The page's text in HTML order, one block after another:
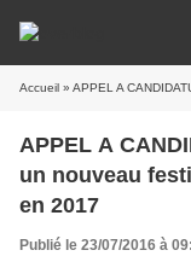
Accueil » APPEL A
APPEL A
un nouveau
en 2017
Publié le 23/07/2016 à